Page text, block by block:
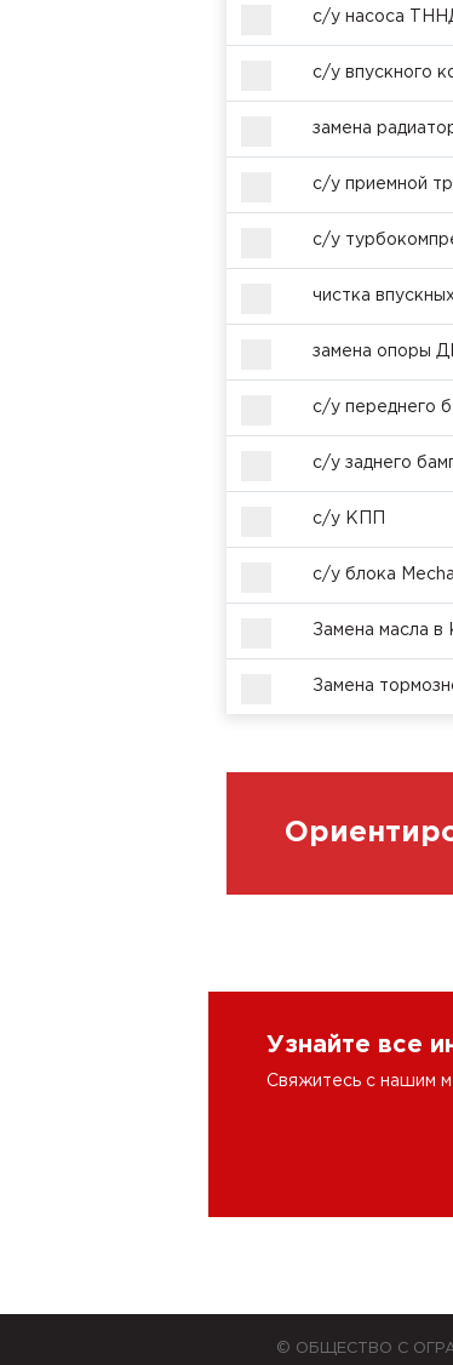
с/у насоса ТННД
с/у впускного
замена
с/у приемной
с/у
чистка
замена опоры
с/у переднего
с/у заднего
с/у КПП
с/у блока
Замена масла
Замена
Узнайте все
Свяжитесь с нашим
© ОБЩЕСТВО С